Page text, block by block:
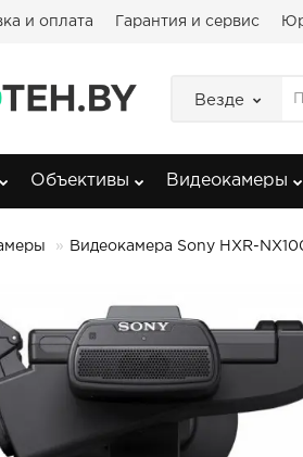
и оплата Гарантия и сервис
Везде
Объективы Видеокамеры
Видеокамера Sony HXR-